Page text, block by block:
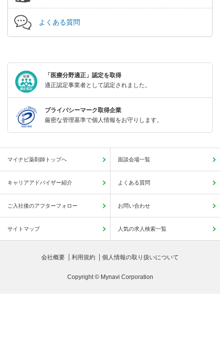
よくある質問
「医療分野適正」認定を取得
適正認定事業者として認定されました。
プライバシーマーク取得企業
厳密な管理基準で個人情報をお守りします。
マイナビ薬剤師トップへ 面談会場一覧
キャリアアドバイザー紹介 よくある質問
ご入社後のアフターフォロー お問い合わせ
サイトマップ 人気の求人検索一覧
会社概要 利用規約 個人情報の取り扱いについて
Copyright © Mynavi Corporation